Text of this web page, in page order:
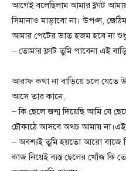
আগেই বলেছিলাম আমার ফ্লাট
সিমানাও মাড়াবো না। উপপ্স,
আমার পেটের ভাত হজম হবে না
– তোমার ফ্লাট তুমি পাবেনা এই
আরাফ কথা না বাড়িয়ে চলে যেতে
আসে তার কানে,
– কি ছেলে জন্ম দিয়েছি আমি যে
চৌকাঠে আসবে অথচ আমায় না।এই
– অবশ্যই তুমি হয়তো আরো বাজে
কাজ নিয়েই ব্যস্ত ছেলের খোঁজ কি